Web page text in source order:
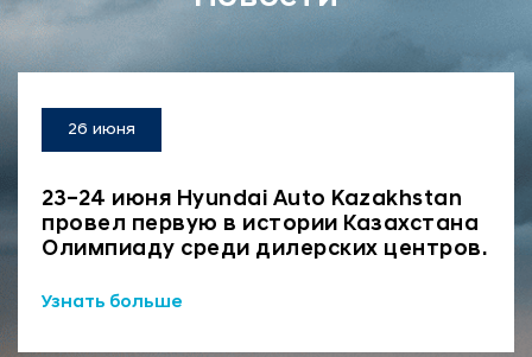
26 июня
23–24 июня Hyundai Auto Kazakhstan
провел первую в истории Казахстана
Олимпиаду среди дилерских центров.
Узнать больше